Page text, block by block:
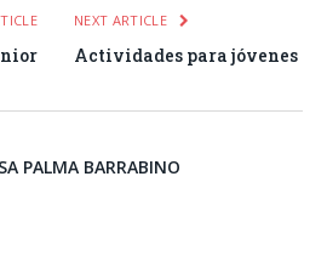
NEXT ARTICLE
Actividades para jóvenes
PALMA BARRABINO